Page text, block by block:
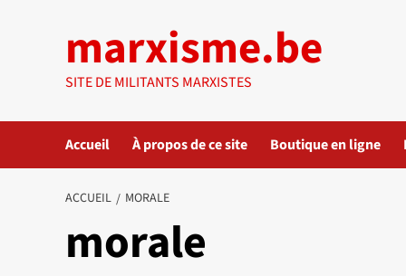
marxisme.be
SITE DE MILITANTS MARXISTES
Accueil À propos de ce site Boutique en ligne
ACCUEIL MORALE
morale